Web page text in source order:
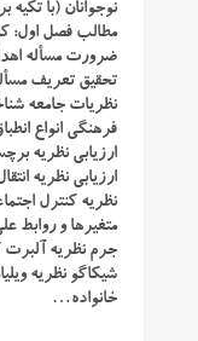
نوجوانان (با
مطالب فصل اول:
ضرورت مسأله
تحقیق تعریف
نظریات جامعه
فرهنگی انواع
ارزیابی نظریه
ارزیابی نظریه
نظریه کنترل
متغیرها و روابط
جرم نظریه
شیکاگو نظریه
خانواده…